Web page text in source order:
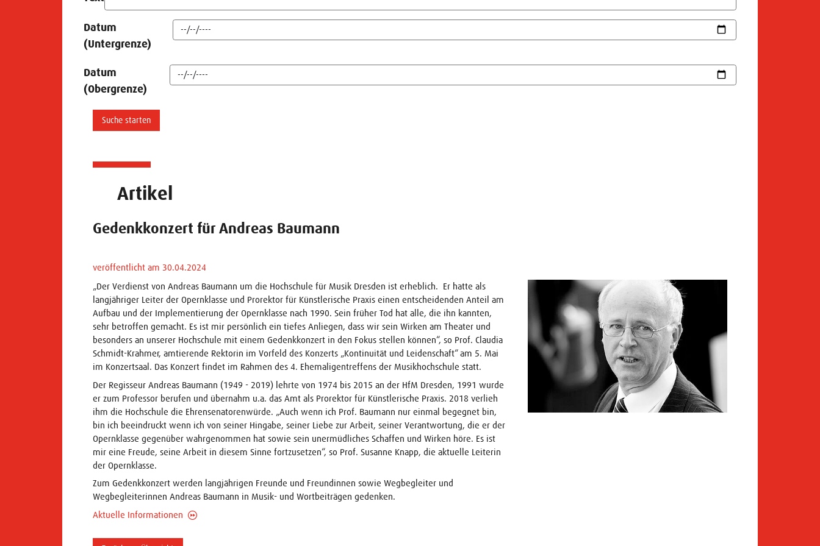
Datum
(Untergrenze)
Datum
(Obergrenze)
Artikel
Gedenkkonzert für Andreas Baumann
veröffentlicht am 30.04.2024
„Der Verdienst von Andreas Baumann um die Hochschule für Musik Dresden ist erheblich. Er hatte als
langjähriger Leiter der Opernklasse und Prorektor für Künstlerische Praxis einen entscheidenden Anteil am
Aufbau und der Implementierung der Opernklasse nach 1990. Sein früher Tod hat alle, die ihn kannten,
sehr betroffen gemacht. Es ist mir persönlich ein tiefes Anliegen, dass wir sein Wirken am Theater und
besonders an unserer Hochschule mit einem Gedenkkonzert in den Fokus stellen können“, so Prof. Claudia
Schmidt-Krahmer, amtierende Rektorin im Vorfeld des Konzerts „Kontinuität und Leidenschaft“ am 5. Mai
im Konzertsaal. Das Konzert findet im Rahmen des 4. Ehemaligentreffens der Musikhochschule statt.
Der Regisseur Andreas Baumann (1949 - 2019) lehrte von 1974 bis 2015 an der HfM Dresden, 1991 wurde
er zum Professor berufen und übernahm u.a. das Amt als Prorektor für Künstlerische Praxis. 2018 verlieh
ihm die Hochschule die Ehrensenatorenwürde. „Auch wenn ich Prof. Baumann nur einmal begegnet bin,
bin ich beeindruckt wenn ich von seiner Hingabe, seiner Liebe zur Arbeit, seiner Verantwortung, die er der
Opernklasse gegenüber wahrgenommen hat sowie sein unermüdliches Schaffen und Wirken höre. Es ist
mir eine Freude, seine Arbeit in diesem Sinne fortzusetzen“, so Prof. Susanne Knapp, die aktuelle Leiterin
der Opernklasse.
Zum Gedenkkonzert werden langjährigen Freunde und Freundinnen sowie Wegbegleiter und
Wegbegleiterinnen Andreas Baumann in Musik- und Wortbeiträgen gedenken.
Aktuelle Informationen